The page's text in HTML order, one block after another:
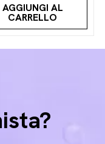
AGGIUNGI AL
CARRELLO